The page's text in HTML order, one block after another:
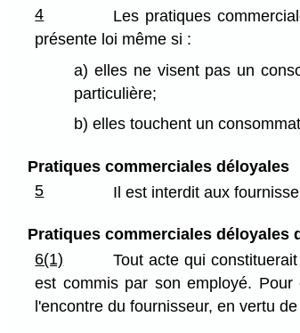
4
Les pratiques
présente loi même si :
a) elles ne visent pas un
particulière;
b) elles touchent un
Pratiques commerciales déloyales
5
Il est interdit aux
Pratiques commerciales déloyales
6(1)
Tout acte qui
est commis par son employé.
l'encontre du fournisseur, en vertu